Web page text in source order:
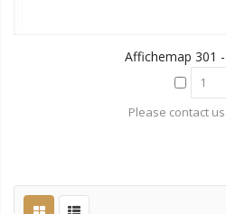
Affichemap 301
Please contact